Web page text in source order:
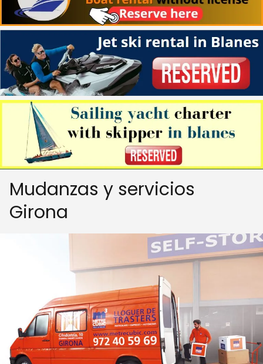
Mudanzas y servicios
Girona